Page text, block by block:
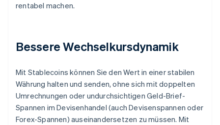
rentabel machen.
Bessere Wechselkursdynamik
Mit Stablecoins können Sie den Wert in einer stabilen
Währung halten und senden, ohne sich mit doppelten
Umrechnungen oder undurchsichtigen Geld-Brief-
Spannen im Devisenhandel (auch Devisenspannen oder
Forex-Spannen) auseinandersetzen zu müssen. Mit